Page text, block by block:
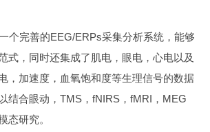
个完善的EEG/ERPs采集分析系统，能够
式，同时还集成了肌电，眼电，心电以及
，加速度，血氧饱和度等生理信号的数据
结合眼动，TMS，fNIRS，fMRI，MEG
态研究。